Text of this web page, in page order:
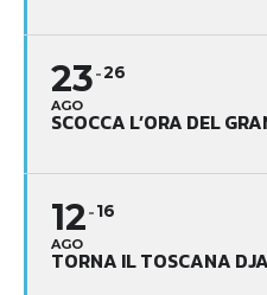
23
AGO
26
SCOCCA L’ORA DEL
12
AGO
16
TORNA IL TOSCANA